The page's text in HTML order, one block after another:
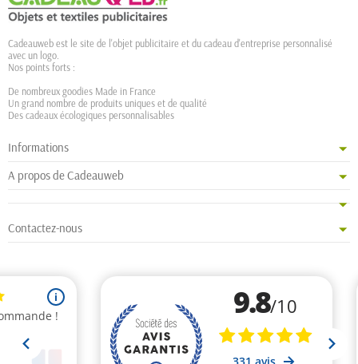
Cadeauweb est le site de l'objet publicitaire et du cadeau d'entreprise personnalisé
avec un logo.
Nos points forts :
De nombreux goodies Made in France
Un grand nombre de produits uniques et de qualité
Des cadeaux écologiques personnalisables
Informations
A propos de Cadeauweb
Contactez-nous